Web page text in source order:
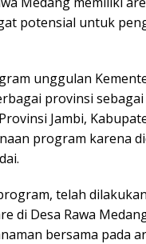
potensial untuk
unggulan
provinsi
Jambi,
program karena
telah
di Desa Rawa
bersama pada